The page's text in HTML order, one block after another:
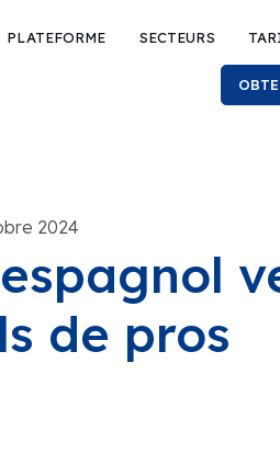
PLATEFORME SECTEURS
2024
de pros